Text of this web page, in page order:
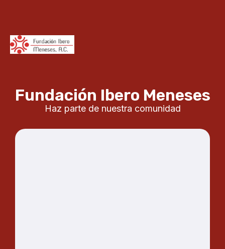
Fundación Ibero Meneses
Haz parte de nuestra comunidad